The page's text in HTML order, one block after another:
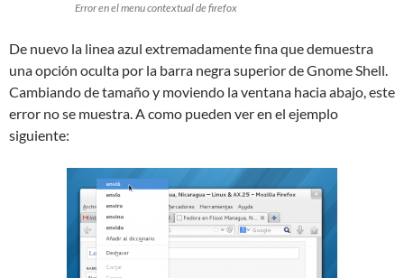
Error en el menu contextual de firefox
De nuevo la linea azul extremadamente fina que demuestra
una opción oculta por la barra negra superior de Gnome Shell.
Cambiando de tamaño y moviendo la ventana hacia abajo, este
error no se muestra. A como pueden ver en el ejemplo
siguiente: